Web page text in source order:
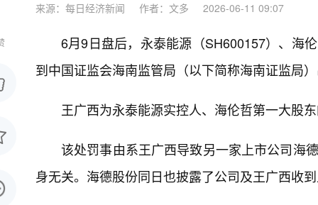
来源：每日经济新闻 作者：文多 2026-06-11 09:07
6月9日盘后，永泰能源（SH600157）、海
到中国证监会海南监管局（以下简称海南证监局
王广西为永泰能源实控人、海伦哲第一大股
该处罚事由系王广西导致另一家上市公司海
身无关。海德股份同日也披露了公司及王广西收